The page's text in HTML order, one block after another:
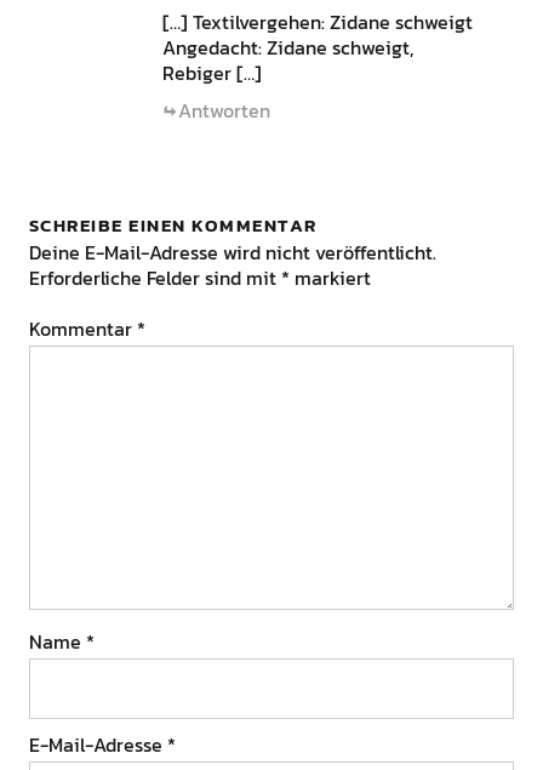
[…] Textilvergehen: Zidane schweigt
Angedacht: Zidane schweigt,
Rebiger […]
Antworten
SCHREIBE EINEN KOMMENTAR
Deine E-Mail-Adresse wird nicht veröffentlicht.
Erforderliche Felder sind mit * markiert
Kommentar *
Name *
E-Mail-Adresse *